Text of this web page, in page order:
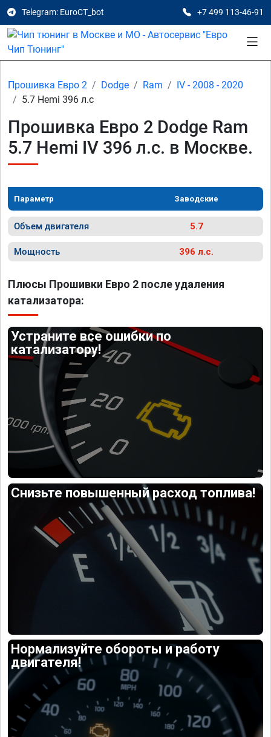
Telegram: EuroCT_bot +7 499 113-46-91
Прошивка Евро 2 Dodge Ram
IV - 2008 - 2020
5.7 Hemi 396 л.с
Прошивка Евро 2 Dodge Ram
5.7 Hemi IV 396 л.с. в Москве.
Параметр Заводские
Объем двигателя 5.7
Мощность 396 л.с.
Плюсы Прошивки Евро 2 после удаления
катализатора:
Устраните все ошибки по
катализатору!
Снизьте повышенный расход топлива!
Нормализуйте обороты и работу
двигателя!